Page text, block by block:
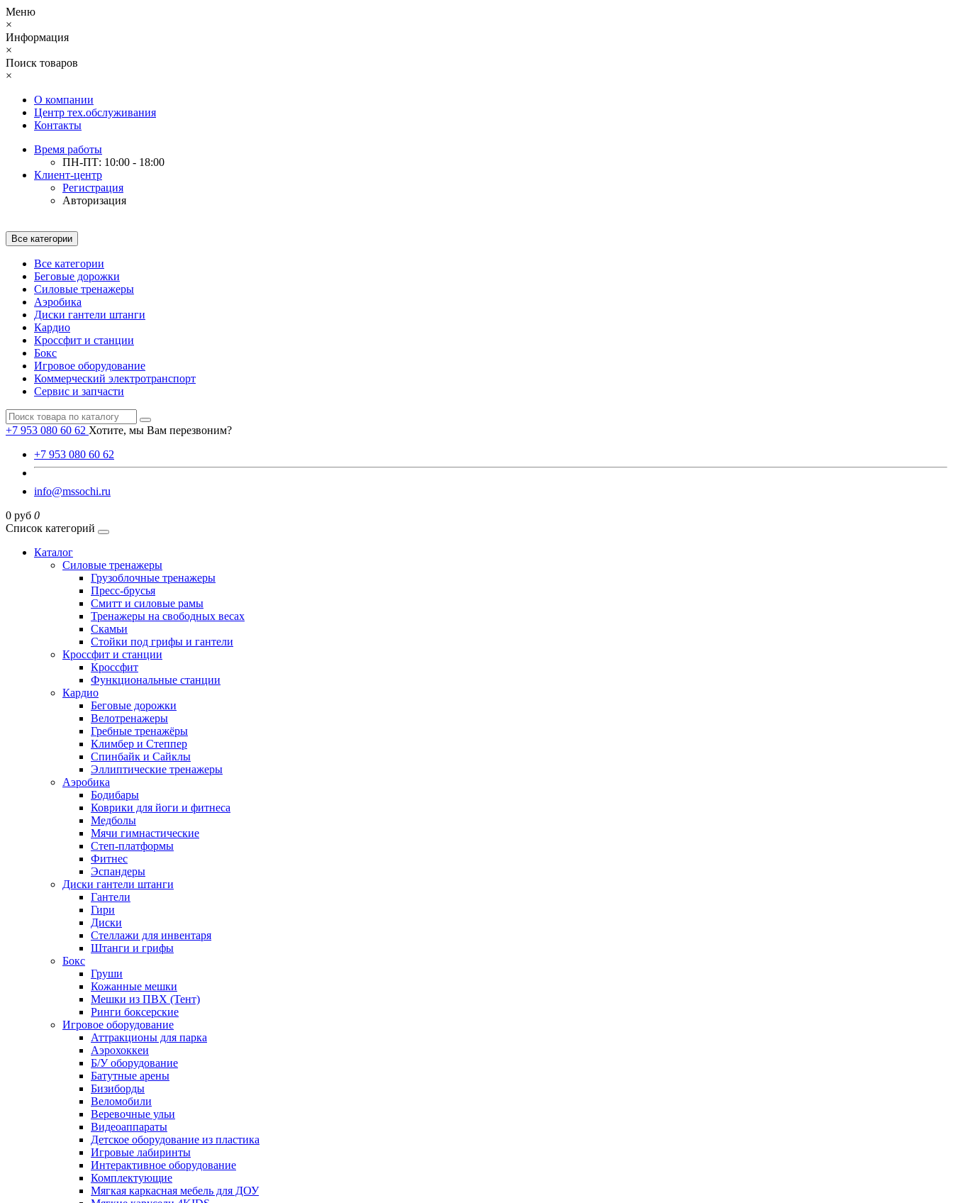
Меню
×
Информация
×
Поиск товаров
×
О компании
Центр тех.обслуживания
Контакты
Время работы
ПН-ПТ: 10:00 - 18:00
Клиент-центр
Регистрация
Авторизация
Все категории
Все категории
Беговые дорожки
Силовые тренажеры
Аэробика
Диски гантели штанги
Кардио
Кроссфит и станции
Бокс
Игровое оборудование
Коммерческий электротранспорт
Сервис и запчасти
+7 953 080 60 62 Хотите, мы Вам перезвоним?
+7 953 080 60 62
info@mssochi.ru
0 руб 0
Список категорий
Каталог
Силовые тренажеры
Грузоблочные тренажеры
Пресс-брусья
Смитт и силовые рамы
Тренажеры на свободных весах
Скамьи
Стойки под грифы и гантели
Кроссфит и станции
Кроссфит
Функциональные станции
Кардио
Беговые дорожки
Велотренажеры
Гребные тренажёры
Климбер и Степпер
Спинбайк и Сайклы
Эллиптические тренажеры
Аэробика
Бодибары
Коврики для йоги и фитнеса
Медболы
Мячи гимнастические
Степ-платформы
Фитнес
Эспандеры
Диски гантели штанги
Гантели
Гири
Диски
Стеллажи для инвентаря
Штанги и грифы
Бокс
Груши
Кожанные мешки
Мешки из ПВХ (Тент)
Ринги боксерские
Игровое оборудование
Аттракционы для парка
Аэрохоккеи
Б/У оборудование
Батутные арены
Бизиборды
Веломобили
Веревочные ульи
Видеоаппараты
Детское оборудование из пластика
Игровые лабиринты
Интерактивное оборудование
Комплектующие
Мягкая каркасная мебель для ДОУ